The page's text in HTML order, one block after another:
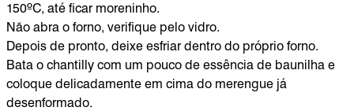
150ºC, até ficar moreninho.
Não abra o forno, verifique pelo vidro.
Depois de pronto, deixe esfriar dentro do próprio forno.
Bata o chantilly com um pouco de essência de baunilha e
coloque delicadamente em cima do merengue já
desenformado.